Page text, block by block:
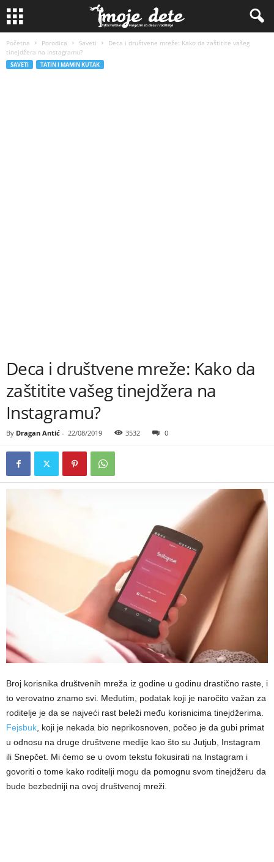
Početna Porodica Saveti
Deca i društvene mreže: Kako da zaštitite vašeg
tinejdžera na Instagramu?
SAVETI TATIN I MAMIN KUTAK
Deca i društvene mreže: Kako da
zaštitite vašeg tinejdžera na
Instagramu?
By Dragan Antić - 22/08/2019 3532 0
Broj korisnika društvenih mreža iz godine u godinu drastično raste, i
to verovatno znamo svi. Međutim, podatak koji je naročito važan za
roditelje je da se najveći rast beleži među korisnicima tinejdžerima.
Fejsbuk, koji je nekada bio neprikosnoven, počeo je da gubi primat
u odnosu na druge društvene medije kao što su Jutjub, Instagram
ili Snepčet. Mi ćemo se u ovom tekstu fokusirati na Instagram i
govoriti o tome kako roditelji mogu da pomognu svom tinejdžeru da
bude bezbedniji na ovoj društvenoj mreži.